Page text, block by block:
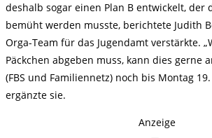
deshalb sogar einen Plan B entwickelt, der
bemüht werden musste, berichtete Judith
Orga-Team für das Jugendamt verstärkte.
Päckchen abgeben muss, kann dies gerne
(FBS und Familiennetz) noch bis Montag
ergänzte sie.
Anzeige